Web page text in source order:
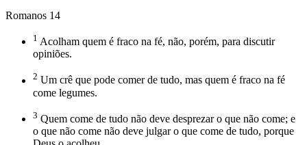
Romanos 14
1 Acolham quem é fraco na fé, não, porém, para discutir
opiniões.
2 Um crê que pode comer de tudo, mas quem é fraco na fé
come legumes.
3 Quem come de tudo não deve desprezar o que não come; e
o que não come não deve julgar o que come de tudo, porque